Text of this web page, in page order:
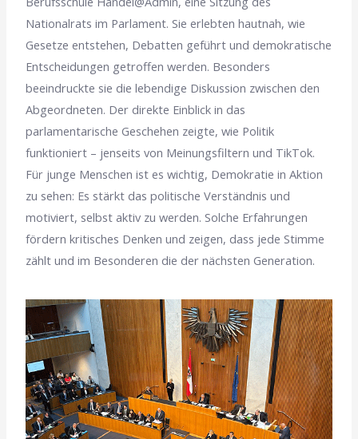
Nationalrats im Parlament. Sie erlebten hautnah, wie
Gesetze entstehen, Debatten geführt und demokratische
Entscheidungen getroffen werden. Besonders
beeindruckte sie die lebendige Diskussion zwischen den
Abgeordneten. Der direkte Einblick in das
parlamentarische Geschehen zeigte, wie Politik
funktioniert – jenseits von Meinungsfiltern und TikTok.
Für junge Menschen ist es wichtig, Demokratie in Aktion
zu sehen: Es stärkt das politische Verständnis und
motiviert, selbst aktiv zu werden. Solche Erfahrungen
fördern kritisches Denken und zeigen, dass jede Stimme
zählt und im Besonderen die der nächsten Generation.